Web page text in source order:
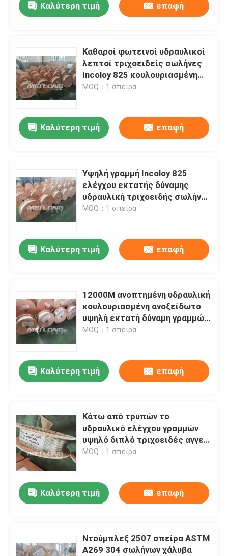
Καλύτερη τιμή επαφή
Καθαροί φωτεινοί υδραυλικοί
λεπτοί τριχοειδείς σωλήνες
Incoloy 825 κουλουριασμένη
τριχοειδές αγγείο σωλήνωση
MOQ：1 σπείρα
Καλύτερη τιμή επαφή
Υψηλή γραμμή Incoloy 825
ελέγχου εκτατής δύναμης
υδραυλική τριχοειδής σωλήνας
χάλυβα για τη βιομηχανία
MOQ：1 σπείρα
Καλύτερη τιμή επαφή
12000M ανοπτημένη υδραυλική
κουλουριασμένη ανοξείδωτο
υψηλή εκτατή δύναμη γραμμών
ελέγχου σωληνώσεων
MOQ：1 σπείρα
Καλύτερη τιμή επαφή
Κάτω από τρυπών το
υδραυλικό ελέγχου γραμμών
υψηλό διπλό τριχοειδές αγγείο
ανοξείδωτου παραγωγής 2205
MOQ：1 σπείρα
Καλύτερη τιμή επαφή
Ντούμπλεξ 2507 σπείρα ASTM
A269 304 σωλήνων χάλυβα